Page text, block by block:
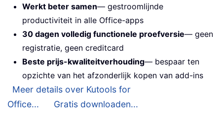
Werkt beter samen— gestroomlijnde
productiviteit in alle Office-apps
30 dagen volledig functionele proefversie— geen
registratie, geen creditcard
Beste prijs-kwaliteitverhouding— bespaar ten
opzichte van het afzonderlijk kopen van add-ins
Meer details over Kutools for
Office...
Gratis downloaden...